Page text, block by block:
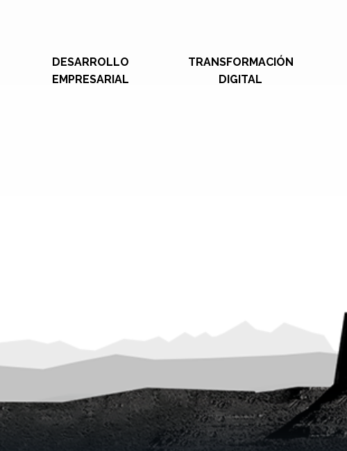
DESARROLLO
EMPRESARIAL
TRANSFORMACIÓN
DIGITAL